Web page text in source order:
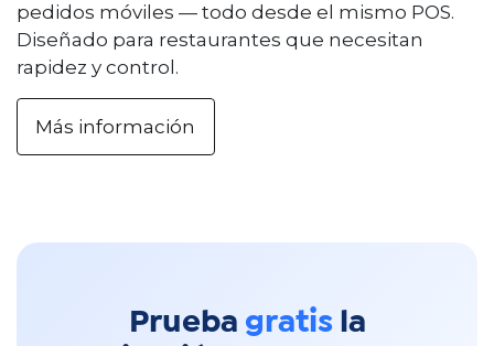
pedidos móviles — todo desde el mismo POS.
Diseñado para restaurantes que necesitan
rapidez y control.
Más información
Prueba gratis la